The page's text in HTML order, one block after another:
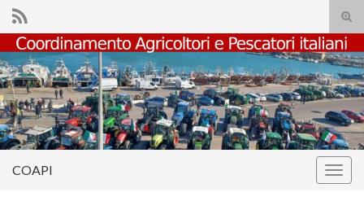
il
di
Search for:
COAPI